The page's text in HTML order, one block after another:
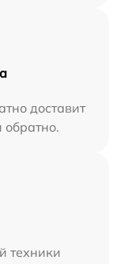
доставит
обратно.
техники